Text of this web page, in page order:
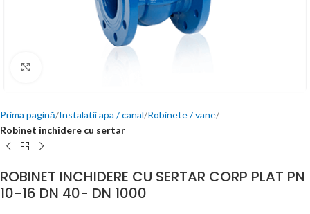
Prima pagină Instalatii apa / canal Robinete / vane
Robinet inchidere cu sertar
ROBINET INCHIDERE CU SERTAR CORP PLAT PN
10-16 DN 40- DN 1000